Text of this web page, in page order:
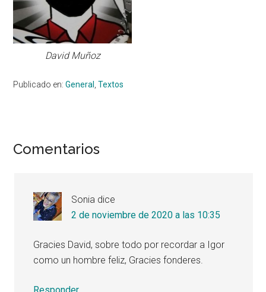
David Muñoz
Publicado en:General ,Textos
Interacciones
los
lectores
Comentarios
Sonia dice
2 de noviembre de 2020 a las 10:35
Gracies David, sobre todo por recordar a Igor
como un hombre feliz, Gracies fonderes.